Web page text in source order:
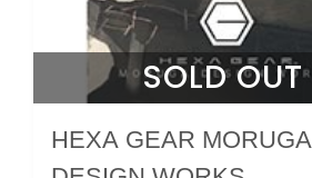
SOLD OUT
HEXA GEAR MORUGA